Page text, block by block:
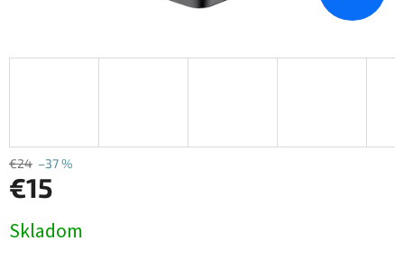
€24 –37 %
€15
cena:
Skladom